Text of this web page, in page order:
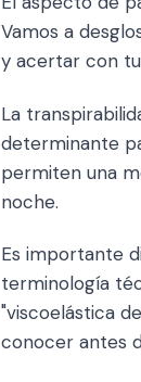
Vamos a
y acertar con
La
determinante
permiten una
noche.
Es importante
terminología
"viscoelástica
conocer antes